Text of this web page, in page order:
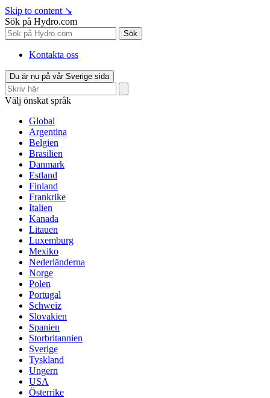
Skip to content ↘
Sök på Hydro.com
Sök
Kontakta oss
Du är nu på vår Sverige sida
Välj önskat språk
Global
Argentina
Belgien
Brasilien
Danmark
Estland
Finland
Frankrike
Italien
Kanada
Litauen
Luxemburg
Mexiko
Nederländerna
Norge
Polen
Portugal
Schweiz
Slovakien
Spanien
Storbritannien
Sverige
Tyskland
Ungern
USA
Österrike